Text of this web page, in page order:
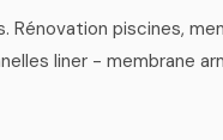
piscines,
liner - membrane